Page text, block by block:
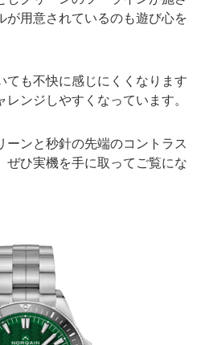
が用意されているのも遊び心を
ても不快に感じにくくなります
ンジしやすくなっています。
ーンと秒針の先端のコントラス
ぜひ実機を手に取ってご覧にな